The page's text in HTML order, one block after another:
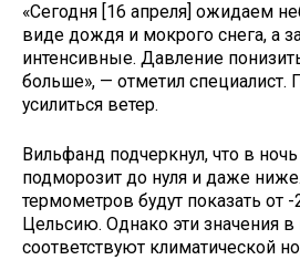
«Сегодня [16 апреля] ожидаем
виде дождя и мокрого снега, а
интенсивные. Давление
больше», — отметил специалист.
усилиться ветер.
Вильфанд подчеркнул, что в
подморозит до нуля и даже
термометров будут показать от
Цельсию. Однако эти значения
соответствуют климатической